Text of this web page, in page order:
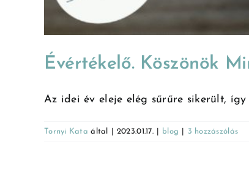
Évértékelő. Köszönök
Az idei év eleje elég sűrűre sikerült, így
Tornyi Kata által 2023.01.17. blog 3 hozzászólás